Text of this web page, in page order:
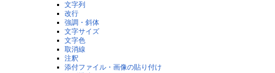
文字列
改行
強調・斜体
文字サイズ
文字色
取消線
注釈
添付ファイル・画像の貼り付け